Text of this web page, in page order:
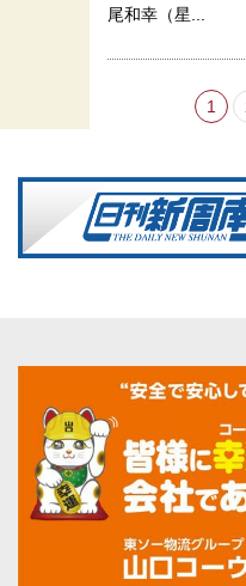
尾和幸（星...
1